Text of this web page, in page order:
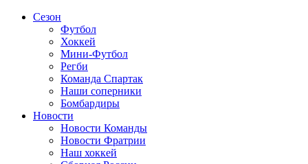
Сезон
Футбол
Хоккей
Мини-Футбол
Регби
Команда Спартак
Наши соперники
Бомбардиры
Новости
Новости Команды
Новости Фратрии
Наш хоккей